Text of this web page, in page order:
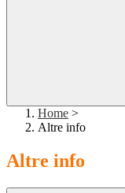
Home >
Altre info
Altre info